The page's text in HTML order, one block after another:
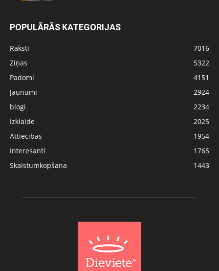
POPULĀRĀS KATEGORIJAS
Raksti
7016
Ziņas
5322
Padomi
4151
Jaunumi
2924
blogi
2234
Izklaide
2025
Attiecības
1954
Interesanti
1765
Skaistumkopšana
1443